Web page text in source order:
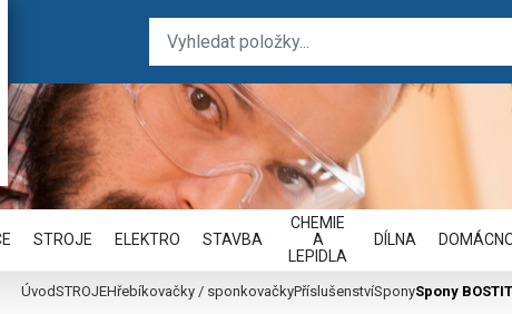
STROJE ELEKTRO STAVBA
CHEMIE
A
LEPIDLA
DÍLNA
ÚvodSTROJEHřebíkovačky / sponkovačkyPříslušenstvíSponySpony